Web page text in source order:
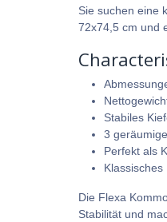
Sie suchen eine
72x74,5 cm und
Stabiles
3
Perfekt als
Die Flexa
Stabilität und